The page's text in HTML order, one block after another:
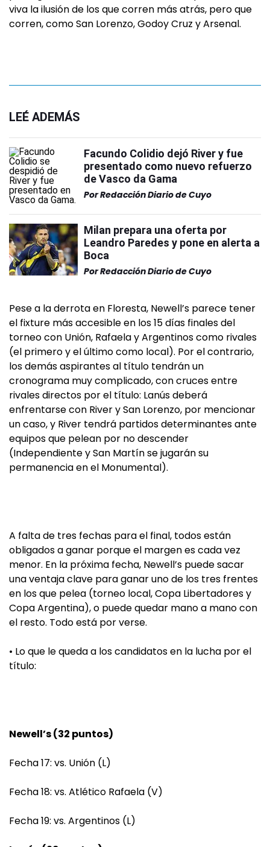
viva la ilusión de los que corren más atrás, pero que
corren, como San Lorenzo, Godoy Cruz y Arsenal.
LEÉ ADEMÁS
Facundo Colidio dejó River y fue
presentado como nuevo refuerzo
de Vasco da Gama
PorRedacción Diario de Cuyo
Milan prepara una oferta por
Leandro Paredes y pone en alerta a
Boca
PorRedacción Diario de Cuyo
Pese a la derrota en Floresta, Newell’s parece tener
el fixture más accesible en los 15 días finales del
torneo con Unión, Rafaela y Argentinos como rivales
(el primero y el último como local). Por el contrario,
los demás aspirantes al título tendrán un
cronograma muy complicado, con cruces entre
rivales directos por el título: Lanús deberá
enfrentarse con River y San Lorenzo, por mencionar
un caso, y River tendrá partidos determinantes ante
equipos que pelean por no descender
(Independiente y San Martín se jugarán su
permanencia en el Monumental).
A falta de tres fechas para el final, todos están
obligados a ganar porque el margen es cada vez
menor. En la próxima fecha, Newell’s puede sacar
una ventaja clave para ganar uno de los tres frentes
en los que pelea (torneo local, Copa Libertadores y
Copa Argentina), o puede quedar mano a mano con
el resto. Todo está por verse.
• Lo que le queda a los candidatos en la lucha por el
título:
Newell’s (32 puntos)
Fecha 17: vs. Unión (L)
Fecha 18: vs. Atlético Rafaela (V)
Fecha 19: vs. Argentinos (L)